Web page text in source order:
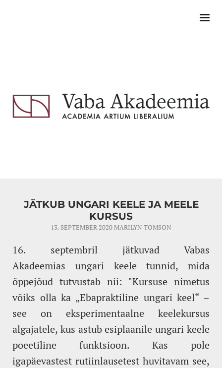
JÄTKUB UNGARI KEELE JA MEELE
KURSUS
13. SEPTEMBER 2020MARILYN TOMSON
16. septembril jätkuvad Vabas
Akadeemias ungari keele tunnid, mida
õppejõud tutvustab nii: "Kursuse nimetus
võiks olla ka „Ebapraktiline ungari keel“ –
see on eksperimentaalne keelekursus
algajatele, kus astub esiplaanile ungari keele
poeetiline funktsioon. Kas pole
igapäevastest rutiinlausetest huvitavam see,